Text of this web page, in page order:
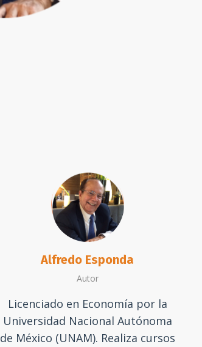
Alfredo Esponda
Autor
Licenciado en Economía por la
Universidad Nacional Autónoma
de México (UNAM). Realiza cursos